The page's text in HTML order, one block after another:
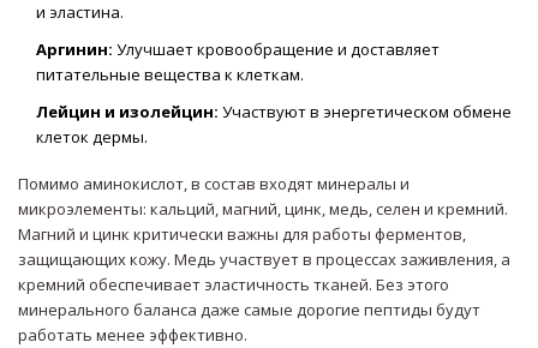
и эластина.
Аргинин: Улучшает кровообращение и доставляет
питательные вещества к клеткам.
Лейцин и изолейцин: Участвуют в энергетическом обмене
клеток дермы.
Помимо аминокислот, в состав входятминералы и
микроэлементы: кальций, магний, цинк, медь, селен и кремний.
Магний и цинк критически важны для работы ферментов,
защищающих кожу. Медь участвует в процессах заживления, а
кремний обеспечивает эластичность тканей. Без этого
минерального баланса даже самые дорогие пептиды будут
работать менее эффективно.